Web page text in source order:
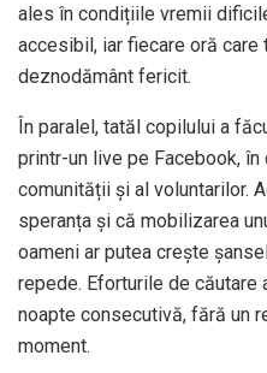
ales în condițiile vremii
accesibil, iar fiecare oră care
deznodământ fericit.
În paralel, tatăl copilului a
printr-un live pe Facebook, în
comunității și al voluntarilor.
speranța și că mobilizarea
oameni ar putea crește
repede. Eforturile de căutare
noapte consecutivă, fără un
moment.